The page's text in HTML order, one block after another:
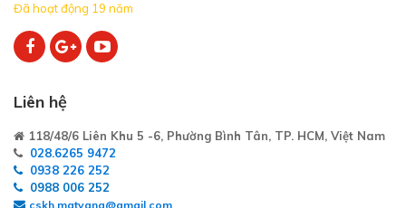
Đã hoạt động 19 năm
Liên hệ
118/48/6 Liên Khu 5 -6, Phường Bình Tân, TP. HCM, Việt Nam
028.6265 9472
0938 226 252
0988 006 252
cskh.matvang@gmail.com